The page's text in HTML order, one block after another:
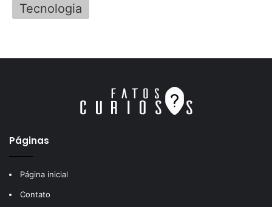
Tecnologia
Páginas
Página inicial
Contato